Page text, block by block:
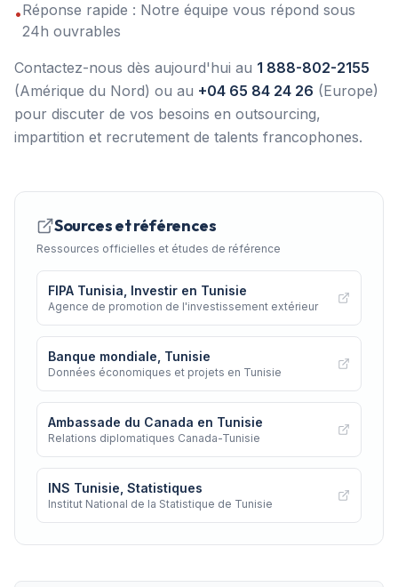
•Réponse rapide : Notre équipe vous répond sous
24h ouvrables
Contactez-nous dès aujourd'hui au 1 888-802-2155
(Amérique du Nord) ou au +04 65 84 24 26 (Europe)
pour discuter de vos besoins en outsourcing,
impartition et recrutement de talents francophones.
Sources et références
Ressources officielles et études de référence
FIPA Tunisia, Investir en Tunisie
Agence de promotion de l'investissement extérieur
Banque mondiale, Tunisie
Données économiques et projets en Tunisie
Ambassade du Canada en Tunisie
Relations diplomatiques Canada-Tunisie
INS Tunisie, Statistiques
Institut National de la Statistique de Tunisie